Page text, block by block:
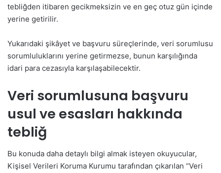
tebliğden itibaren gecikmeksizin ve en geç otuz gün içinde
yerine getirilir.
Yukarıdaki şikâyet ve başvuru süreçlerinde, veri sorumlusu
sorumluluklarını yerine getirmezse, bunun karşılığında
idari para cezasıyla karşılaşabilecektir.
Veri sorumlusuna başvuru
usul ve esasları hakkında
tebliğ
Bu konuda daha detaylı bilgi almak isteyen okuyucular,
Kişisel Verileri Koruma Kurumu tarafından çıkarılan “Veri